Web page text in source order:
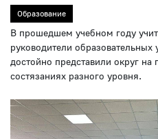
Образование
В прошедшем учебном году
руководители
достойно представили округ
состязаниях разного уровня.